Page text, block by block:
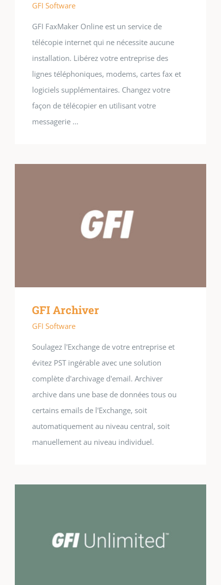
GFI Software
GFI FaxMaker Online est un service de
télécopie internet qui ne nécessite aucune
installation. Libérez votre entreprise des
lignes téléphoniques, modems, cartes fax et
logiciels supplémentaires. Changez votre
façon de télécopier en utilisant votre
messagerie ...
GFI Archiver
GFI Software
Soulagez l'Exchange de votre entreprise et
évitez PST ingérable avec une solution
complète d'archivage d'email. Archiver
archive dans une base de données tous ou
certains emails de l'Exchange, soit
automatiquement au niveau central, soit
manuellement au niveau individuel.